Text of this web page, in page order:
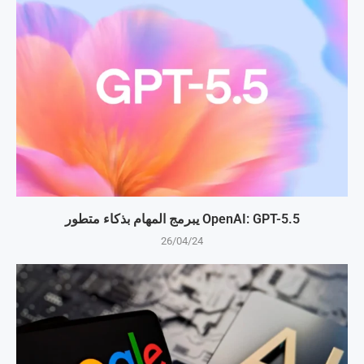
OpenAI: GPT-5.5 يبرمج المهام بذكاء متطور
26/04/24